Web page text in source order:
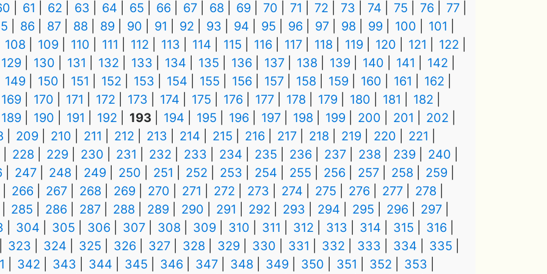
61 62 63 64 65 66 67 68 69 70 71 72 73 74 75 76
77
86 87 88 89 90 91 92 93 94 95 96 97 98 99 100
101
108
109 110 111 112 113 114 115 116 117 118 119 120 121
122
129
130 131 132 133 134 135 136 137 138 139 140 141
142
149
150 151 152 153 154 155 156 157 158 159 160 161
162
169
170 171 172 173 174 175 176 177 178 179 180 181
182
189
190 191 192 193 194 195 196 197 198 199 200 201
202
209 210 211 212 213 214 215 216 217 218 219 220
221
228
229 230 231 232 233 234 235 236 237 238 239
240
247 248 249 250 251 252 253 254 255 256 257 258
259
266
267 268 269 270 271 272 273 274 275 276 277
278
285
286 287 288 289 290 291 292 293 294 295 296
297
304 305 306 307 308 309 310 311 312 313 314 315
316
323
324 325 326 327 328 329 330 331 332 333 334
335
342 343 344 345 346 347 348 349 350 351 352
353